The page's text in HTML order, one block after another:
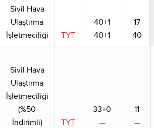
Sivil Hava
Ulaştırma
İşletmeciliği
TYT
40+1
40+1
17
40
Sivil Hava
Ulaştırma
İşletmeciliği
(%50
İndirimli)
TYT
33+0
—
11
—